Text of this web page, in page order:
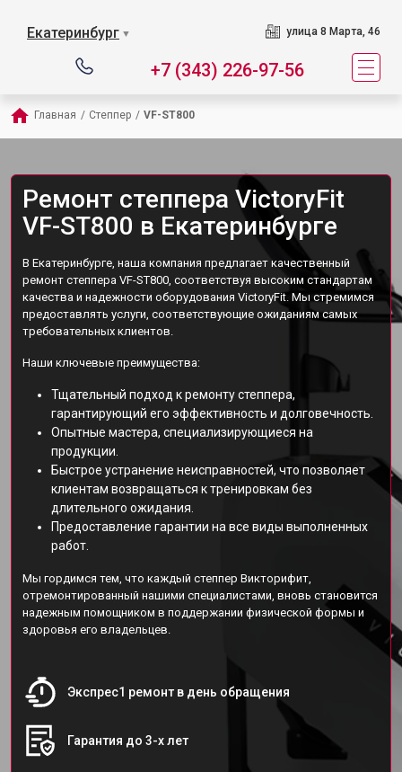
Екатеринбург ▼ улица 8 Марта, 46
+7 (343) 226-97-56
Главная / Степпер / VF-ST800
Ремонт степпера VictoryFit
VF-ST800 в Екатеринбурге
В Екатеринбурге, наша компания предлагает качественный
ремонт степпера VF-ST800, соответствуя высоким стандартам
качества и надежности оборудования VictoryFit. Мы стремимся
предоставлять услуги, соответствующие ожиданиям самых
требовательных клиентов.
Наши ключевые преимущества:
Тщательный подход к ремонту степпера,
гарантирующий его эффективность и долговечность.
Опытные мастера, специализирующиеся на
продукции.
Быстрое устранение неисправностей, что позволяет
клиентам возвращаться к тренировкам без
длительного ожидания.
Предоставление гарантии на все виды выполненных
работ.
Мы гордимся тем, что каждый степпер Викторифит,
отремонтированный нашими специалистами, вновь становится
надежным помощником в поддержании физической формы и
здоровья его владельцев.
Экспрес1 ремонт в день обращения
Гарантия до 3-х лет